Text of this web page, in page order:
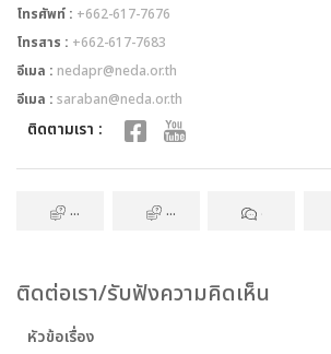
โทรศัพท์ : +662-617-7676
โทรสาร : +662-617-7683
อีเมล : nedapr@neda.or.th
อีเมล : saraban@neda.or.th
ติดตามเรา :
ร้องเรียนทั่วไป ร้องเรียนทุจริตและประพฤติมิชอบ
ถาม-ตอบ
ติดต่อเรา/รับฟังความคิดเห็น
หัวข้อเรื่อง